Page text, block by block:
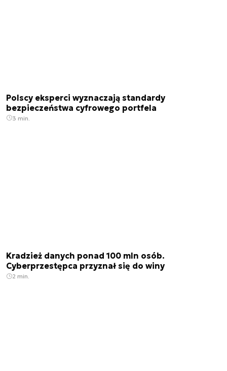
Polscy eksperci wyznaczają standardy
bezpieczeństwa cyfrowego portfela
3 min.
Kradzież danych ponad 100 mln osób.
Cyberprzestępca przyznał się do winy
2 min.